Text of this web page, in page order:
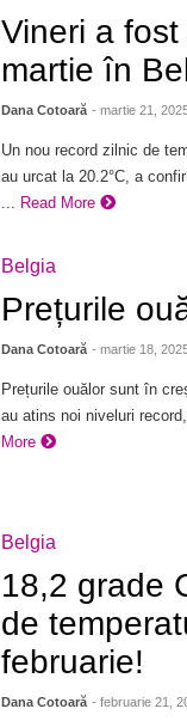
Vineri a
martie în
Dana Cotoară - martie 21,
Un nou record zilnic de
au urcat la 20.2°C, a
Read More
Belgia
Prețurile
Dana Cotoară - martie 18,
Prețurile ouălor sunt în
au atins noi niveluri
More
Belgia
18,2 grade
de
februarie!
Dana Cotoară - februarie 21,